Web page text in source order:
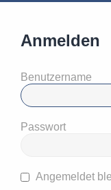
Anmelden
Benutzername
Passwort
Angemeldet